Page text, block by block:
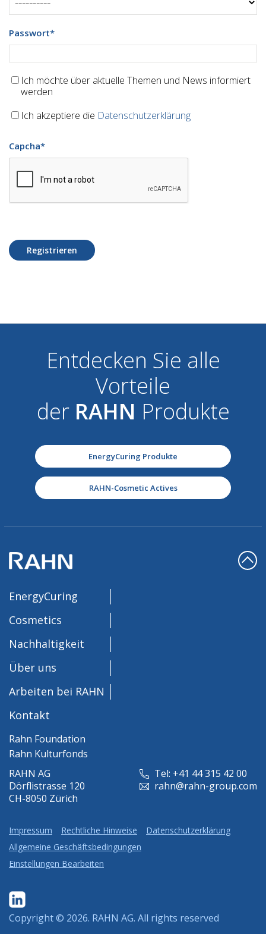
Passwort*
Ich möchte über aktuelle Themen und News informiert
werden
Ich akzeptiere die Datenschutzerklärung
Capcha*
Registrieren
Entdecken Sie alle
Vorteile
der RAHN Produkte
EnergyCuring Produkte
RAHN-Cosmetic Actives
RAHN AG
Dörflistrasse 120
CH-8050 Zürich
Tel: +41 44 315 42 00
rahn@rahn-group.com
EnergyCuring
Cosmetics
Nachhaltigkeit
Über uns
Arbeiten bei RAHN
Kontakt
Rahn Foundation
Rahn Kulturfonds
Impressum Rechtliche Hinweise
Datenschutzerklärung
Allgemeine Geschäftsbedingungen
Einstellungen Bearbeiten
Copyright © 2026. RAHN AG. All rights reserved